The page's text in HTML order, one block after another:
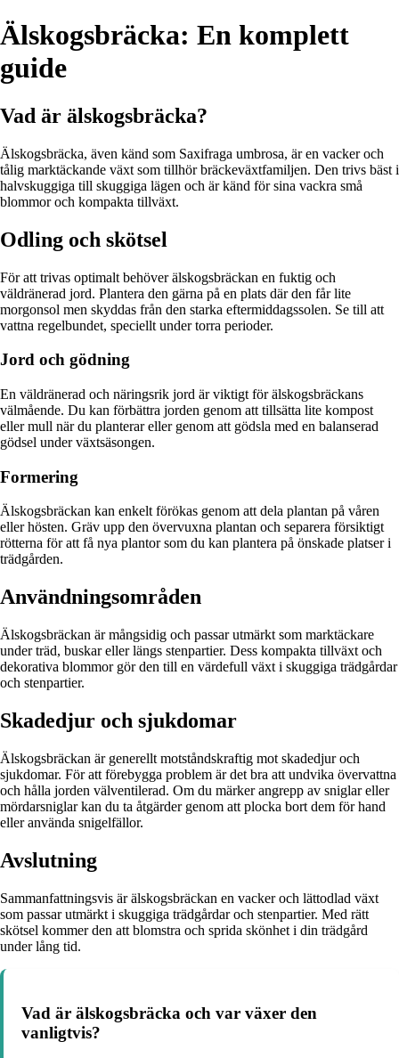
Älskogsbräcka: En komplett
guide
Vad är älskogsbräcka?
Älskogsbräcka, även känd som Saxifraga umbrosa, är en vacker och
tålig marktäckande växt som tillhör bräckeväxtfamiljen. Den trivs bäst i
halvskuggiga till skuggiga lägen och är känd för sina vackra små
blommor och kompakta tillväxt.
Odling och skötsel
För att trivas optimalt behöver älskogsbräckan en fuktig och
väldränerad jord. Plantera den gärna på en plats där den får lite
morgonsol men skyddas från den starka eftermiddagssolen. Se till att
vattna regelbundet, speciellt under torra perioder.
Jord och gödning
En väldränerad och näringsrik jord är viktigt för älskogsbräckans
välmående. Du kan förbättra jorden genom att tillsätta lite kompost
eller mull när du planterar eller genom att gödsla med en balanserad
gödsel under växtsäsongen.
Formering
Älskogsbräckan kan enkelt förökas genom att dela plantan på våren
eller hösten. Gräv upp den övervuxna plantan och separera försiktigt
rötterna för att få nya plantor som du kan plantera på önskade platser i
trädgården.
Användningsområden
Älskogsbräckan är mångsidig och passar utmärkt som marktäckare
under träd, buskar eller längs stenpartier. Dess kompakta tillväxt och
dekorativa blommor gör den till en värdefull växt i skuggiga trädgårdar
och stenpartier.
Skadedjur och sjukdomar
Älskogsbräckan är generellt motståndskraftig mot skadedjur och
sjukdomar. För att förebygga problem är det bra att undvika övervattna
och hålla jorden välventilerad. Om du märker angrepp av sniglar eller
mördarsniglar kan du ta åtgärder genom att plocka bort dem för hand
eller använda snigelfällor.
Avslutning
Sammanfattningsvis är älskogsbräckan en vacker och lättodlad växt
som passar utmärkt i skuggiga trädgårdar och stenpartier. Med rätt
skötsel kommer den att blomstra och sprida skönhet i din trädgård
under lång tid.
Vad är älskogsbräcka och var växer den
vanligtvis?